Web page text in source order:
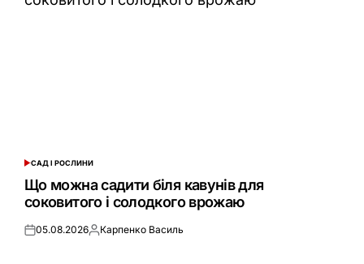
ОПУБЛІКУВАТИ
У
САД І РОСЛИНИ
Що можна садити біля кавунів для
соковитого і солодкого врожаю
Оприлюднено
05.08.2026Опубліковано
Карпенко Василь